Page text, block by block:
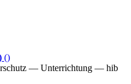
()
— Unterrichtung — hib